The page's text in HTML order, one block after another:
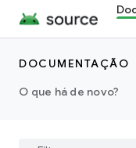
DOCUMENTAÇÃO
O que há de novo?